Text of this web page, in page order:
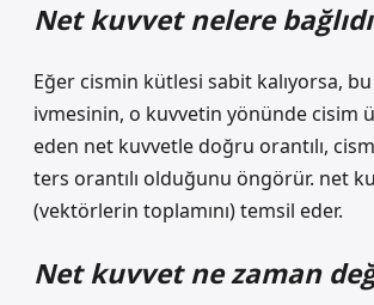
Net kuvvet nelere
Eğer cismin kütlesi sabit kalıyorsa,
ivmesinin, o kuvvetin yönünde cisim
eden net kuvvetle doğru orantılı,
ters orantılı olduğunu öngörür. net
(vektörlerin toplamını) temsil eder.
Net kuvvet ne zaman